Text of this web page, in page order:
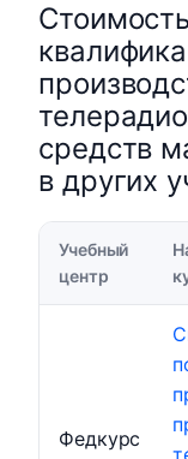
средств
в других
Учебный
центр
Федкурс